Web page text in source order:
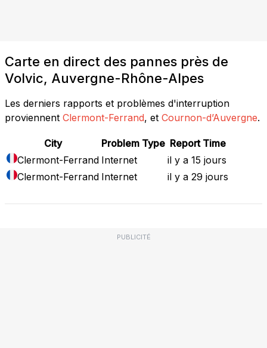
Carte en direct des pannes près de
Volvic, Auvergne-Rhône-Alpes
Les derniers rapports et problèmes d'interruption
proviennent Clermont-Ferrand, et Cournon-d’Auvergne.
City Problem Type Report Time
Clermont-Ferrand Internet
il y a 15 jours
Clermont-Ferrand Internet il y a 29 jours
PUBLICITÉ